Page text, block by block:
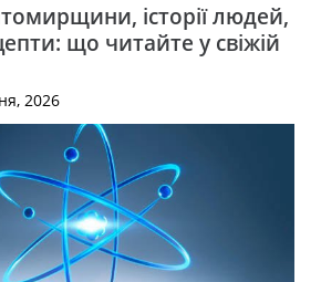
історії людей,
що читайте у свіжій
2026